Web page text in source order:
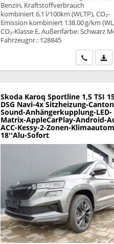
Benzin, Kraftstoffverbrauch
kombiniert 6,1 l/100km (WLTP), CO₂-
Emission kombiniert 138.00 g/km
CO₂-Klasse E, Außenfarbe: Schwarz
Fahrzeugnr.: 128845
Wir
Skoda Karoq Sportline 1,5 TSI
DSG Navi-4x Sitzheizung-Canton
Sound-Anhängerkupplung-LED-
Matrix-AppleCarPlay-Android-
ACC-Kessy-2-Zonen-
18''Alu-Sofort